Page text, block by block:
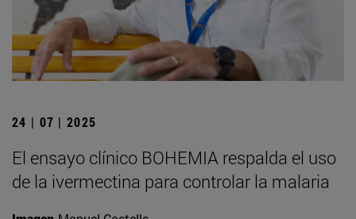
24 | 07 | 2025
El ensayo clínico BOHEMIA respalda el uso
de la ivermectina para controlar la malaria